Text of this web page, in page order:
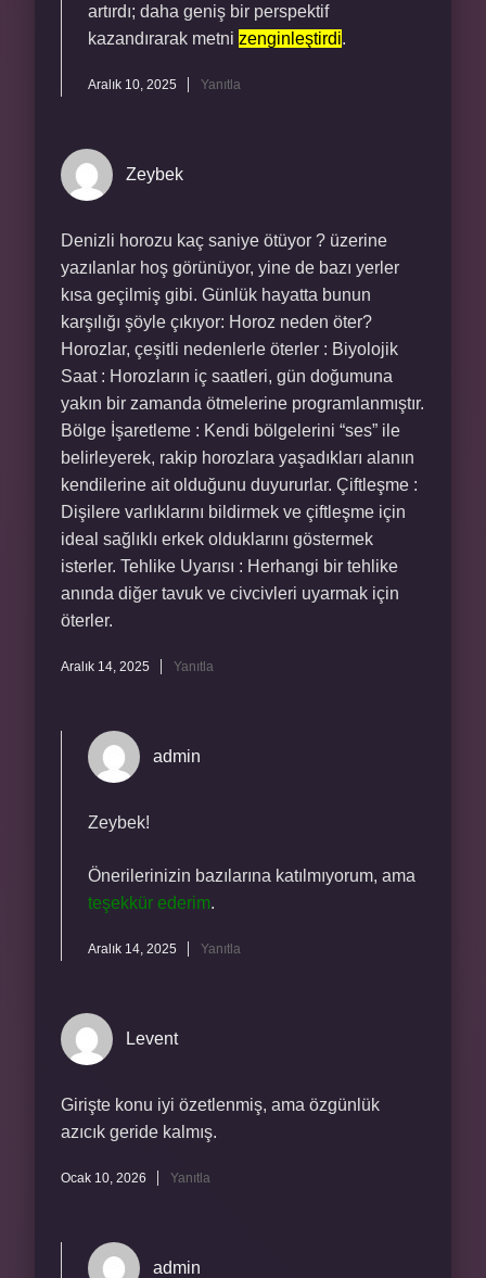
artırdı; daha geniş bir perspektif
kazandırarak metni zenginleştirdi.
Aralık 10, 2025 Yanıtla
Zeybek
Denizli horozu kaç saniye ötüyor ? üzerine
yazılanlar hoş görünüyor, yine de bazı yerler
kısa geçilmiş gibi. Günlük hayatta bunun
karşılığı şöyle çıkıyor: Horoz neden öter?
Horozlar, çeşitli nedenlerle öterler : Biyolojik
Saat : Horozların iç saatleri, gün doğumuna
yakın bir zamanda ötmelerine programlanmıştır.
Bölge İşaretleme : Kendi bölgelerini “ses” ile
belirleyerek, rakip horozlara yaşadıkları alanın
kendilerine ait olduğunu duyururlar. Çiftleşme :
Dişilere varlıklarını bildirmek ve çiftleşme için
ideal sağlıklı erkek olduklarını göstermek
isterler. Tehlike Uyarısı : Herhangi bir tehlike
anında diğer tavuk ve civcivleri uyarmak için
öterler.
Aralık 14, 2025 Yanıtla
admin
Zeybek!
Önerilerinizin bazılarına katılmıyorum, ama
teşekkür ederim.
Aralık 14, 2025 Yanıtla
Levent
Girişte konu iyi özetlenmiş, ama özgünlük
azıcık geride kalmış.
Ocak 10, 2026 Yanıtla
admin